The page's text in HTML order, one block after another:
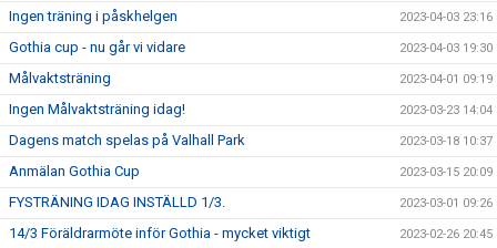
Ingen träning i påskhelgen 2023-04-03 23:16
Gothia cup - nu går vi vidare 2023-04-03 19:30
Målvaktsträning 2023-04-01 09:19
Ingen Målvaktsträning idag! 2023-03-23 14:04
Dagens match spelas på Valhall Park 2023-03-18 10:37
Anmälan Gothia Cup 2023-03-15 20:09
FYSTRÄNING IDAG INSTÄLLD 1/3. 2023-03-01 09:26
14/3 Föräldrarmöte inför Gothia - mycket viktigt 2023-02-26 20:45